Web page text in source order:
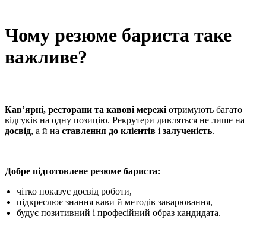
Чому резюме бариста таке
важливе?
Кав’ярні, ресторани та кавові мережі отримують багато
відгуків на одну позицію. Рекрутери дивляться не лише на
досвід, а й на ставлення до клієнтів і залученість.
Добре підготовлене резюме бариста:
чітко показує досвід роботи,
підкреслює знання кави й методів заварювання,
будує позитивний і професійний образ кандидата.